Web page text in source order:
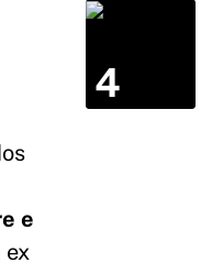
e
ex